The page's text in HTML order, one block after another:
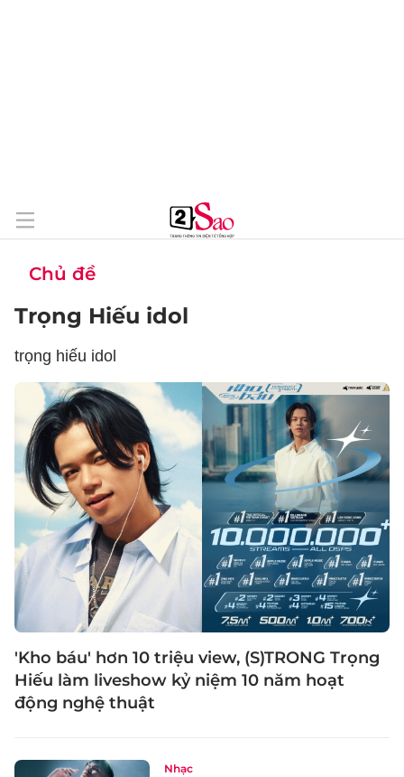
Chủ đề
Trọng Hiếu idol
trọng hiếu idol
'Kho báu' hơn 10 triệu view, (S)TRONG Trọng
Hiếu làm liveshow kỷ niệm 10 năm hoạt
động nghệ thuật
Nhạc